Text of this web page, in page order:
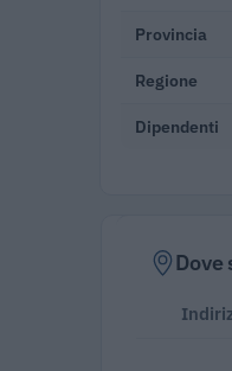
Provincia
Regione
Dipendenti
Dove